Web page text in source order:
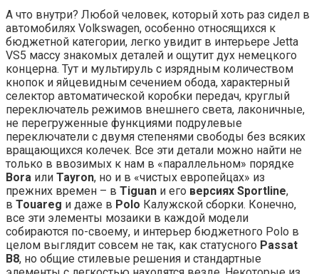
А что внутри? Любой человек, который хоть раз сидел в
автомобилях Volkswagen, особенно относящихся к
бюджетной категории, легко увидит в интерьере Jetta
VS5 массу знакомых деталей и ощутит дух немецкого
концерна. Тут и мультируль с изрядным количеством
кнопок и яйцевидным сечением обода, характерный
селектор автоматической коробки передач, круглый
переключатель режимов внешнего света, лаконичные,
не перегруженные функциями подрулевые
переключатели с двумя степенями свободы без всяких
вращающихся колечек. Все эти детали можно найти не
только в ввозимых к нам в «параллельном» порядке
Bora или Tayron, но и в «чистых европейцах» из
прежних времен – в Tiguan и его версиях Sportline,
в Touareg и даже в Polo Калужской сборки. Конечно,
все эти элементы мозаики в каждой модели
собираются по-своему, и интерьер бюджетного Polo в
целом выглядит совсем не так, как статусного Passat
B8, но общие стилевые решения и стандартные